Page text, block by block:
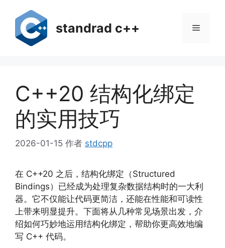
standrad c++ 菜
C++20 结构化绑定
的实用技巧
2026-01-15 作者 stdcpp
在 C++20 之后，结构化绑定（Structured
Bindings）已经成为处理复杂数据结构时的一大利
器。它不仅能让代码更简洁，还能在性能和可读性
上带来明显提升。下面将从几种常见场景出发，介
绍如何巧妙地运用结构化绑定，帮助你更高效地编
写 C++ 代码。